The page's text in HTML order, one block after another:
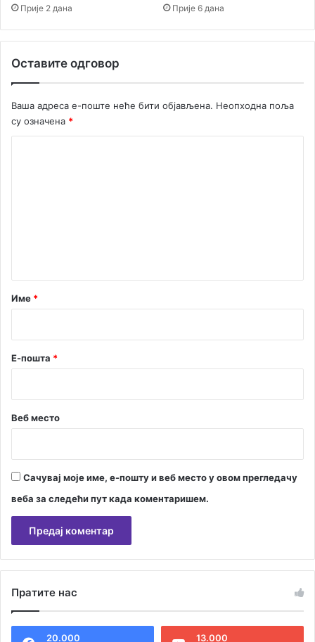
Прије 2 дана Прије 6 дана
Оставите одговор
Ваша адреса е-поште неће бити објављена. Неопходна поља
су означена *
р
Име *
Е-пошта *
Веб место
Сачувај моје име, е-пошту и веб место у овом прегледачу
веба за следећи пут када коментаришем.
тПратите нас
20.000 13.000